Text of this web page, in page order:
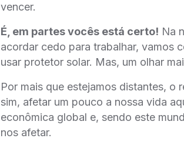
vencer.
É, em partes vocês está certo! Na
acordar cedo para trabalhar, vamos
usar protetor solar. Mas, um olhar
Por mais que estejamos distantes, o
sim, afetar um pouco a nossa vida
econômica global e, sendo este
nos afetar.